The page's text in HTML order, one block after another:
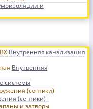
и
Внутренняя канализация
Внутренняя
системы
(септики)